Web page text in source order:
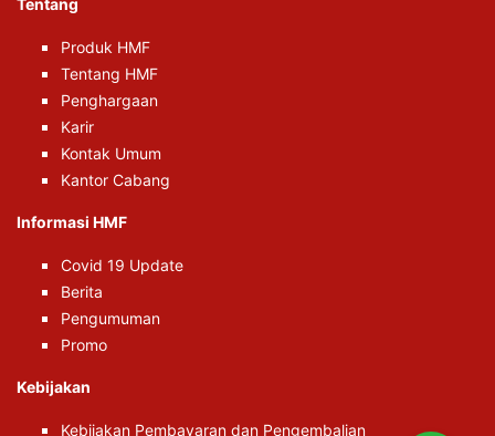
Tentang
Produk HMF
Tentang HMF
Penghargaan
Karir
Kontak Umum
Kantor Cabang
Informasi HMF
Covid 19 Update
Berita
Pengumuman
Promo
Kebijakan
Kebijakan Pembayaran dan Pengembalian